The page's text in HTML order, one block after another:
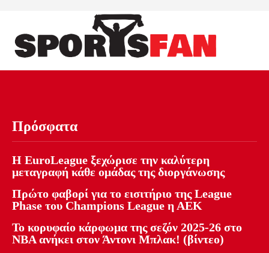
Πρόσφατα
Η EuroLeague ξεχώρισε την καλύτερη
μεταγραφή κάθε ομάδας της διοργάνωσης
Πρώτο φαβορί για το εισιτήριο της League
Phase του Champions League η ΑΕΚ
Το κορυφαίο κάρφωμα της σεζόν 2025-26 στο
NBA ανήκει στον Άντονι Μπλακ! (βίντεο)